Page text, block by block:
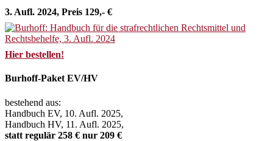
3. Aufl. 2024, Preis 129,- €
Hier bestellen!
Burhoff-Paket EV/HV
bestehend aus:
Handbuch EV, 10. Aufl. 2025,
Handbuch HV, 11. Aufl. 2025,
statt regulär 258 € nur 209 €